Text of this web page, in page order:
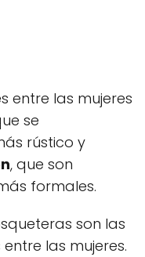
entre las mujeres
se
rústico y
, que son
formales.
son las
las mujeres.